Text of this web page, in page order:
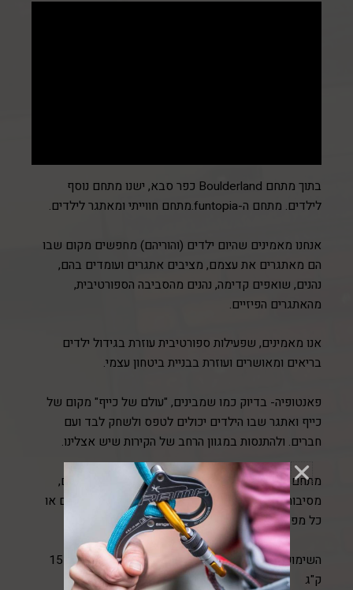
בתוך מתחם Boulderland כפר סבא, ישנו מתחם נוסף
לילדים. מתחם ה-funtopia.מתחם חווייתי ומאתגר לילדים.
אנחנו מאמינים שהיום ילדים (והוריהם) מחפשים מקום שבו
הם מאתגרים את עצמם, מציבים אתגרים ועומדים בהם,
נהנים, שואפים קדימה, נהנים מהסביבה הספורטיבית,
מהאתגרים הפיזיים.
אנו מאמינים, שפעילות ספורטיבית עוזרת בגידול ילדים
בריאים ומאושרים ועוזרת בבניית ביטחון עצמי.
פאנטופיה- בדיוק כמו שמבינים, "עולם של כייף" מקום של
כייף ואתגר שבו הילדים יכולים לטפס ולשחק לבד ועם
חברים. ולהתנסות במגוון הרחב של הקירות שיש אצלינו.
מתחם הפנטופיה הינו המקום המושלם לאירועים לילדים,
מסיבות יום הולדת, מסיבות כיתה, אירוח קיטנות במתחם או
כל מפגש משפחתי וחברתי שרק אפשר לחשוב עליו.
השימוש במתקנים לגילאי 4 ומעלה ומשקל של לפחות 15
ק"ג